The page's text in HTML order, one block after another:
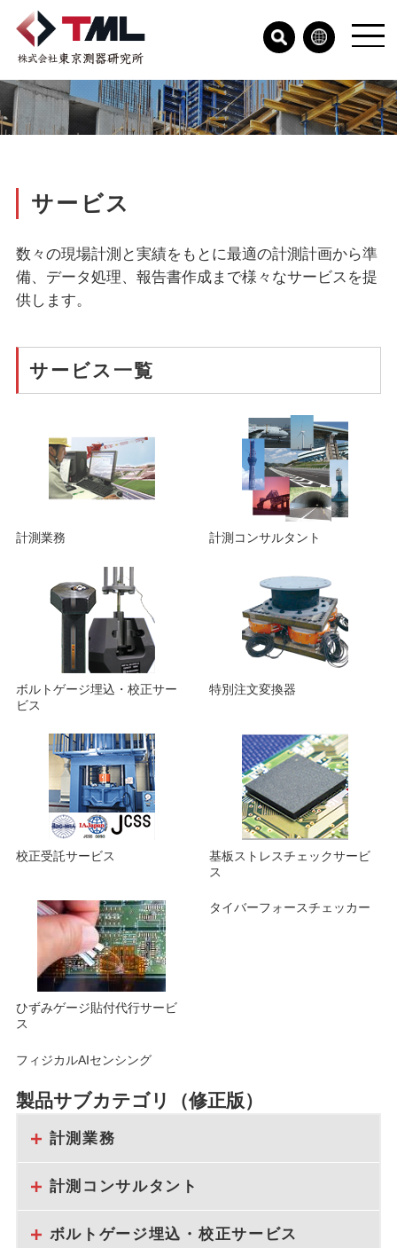
サービス
数々の現場計測と実績をもとに最適の計測計画から準
備、データ処理、報告書作成まで様々なサービスを提
供します。
サービス一覧
計測業務 計測コンサルタント
ボルトゲージ埋込・校正サー
ビス
特別注文変換器
校正受託サービス
基板ストレスチェックサービ
ス
ひずみゲージ貼付代行サービ
ス
タイバーフォースチェッカー
フィジカルAIセンシング
製品サブカテゴリ（修正版）
計測業務
計測コンサルタント
ボルトゲージ埋込・校正サービス